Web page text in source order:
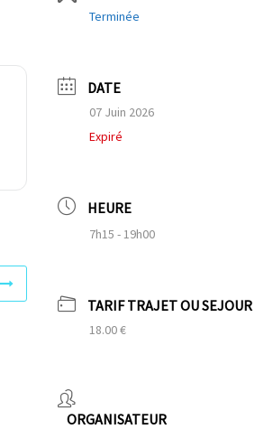
Terminée
DATE
07 Juin 2026
Expiré
HEURE
7h15 - 19h00
TARIF TRAJET OU SEJOUR
18.00 €
ORGANISATEUR